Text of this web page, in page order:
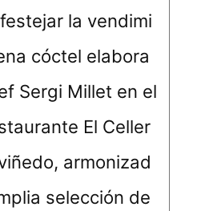
la vendimi
cóctel elabora
Sergi Millet en el
El Celler
armonizad
selección de